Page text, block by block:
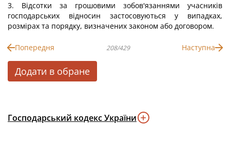
3. Відсотки за грошовими зобов'язаннями учасників
господарських відносин застосовуються у випадках,
розмірах та порядку, визначених законом або договором.
Попередня 208/429 Наступна
Додати в обране
Господарський кодекс України